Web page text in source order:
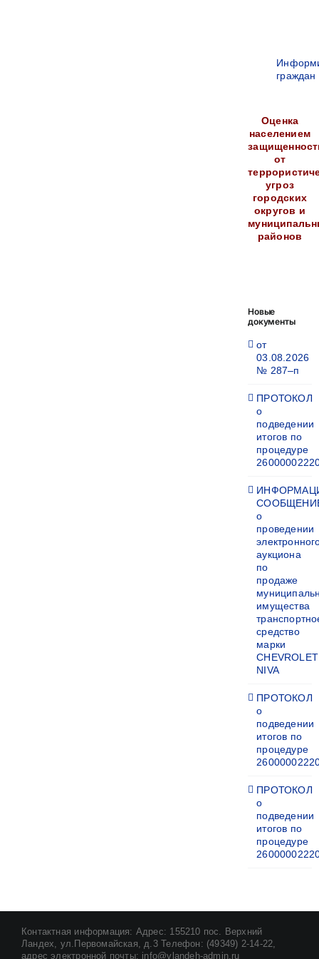
граждан
Оценка
населением
от
угроз
городских
округов и
районов
Новые
документы
от
03.08.2026
№ 287–п
ПРОТОКОЛ
о
подведении
итогов по
процедуре
о
проведении
аукциона
по
продаже
имущества
средство
марки
CHEVROLET
NIVA
ПРОТОКОЛ
о
подведении
итогов по
процедуре
ПРОТОКОЛ
о
подведении
итогов по
процедуре
Контактная информация: Адрес: 155210 пос. Верхний
Ландех, ул.Первомайская, д.3 Телефон: (49349) 2-14-22,
адрес электронной почты: info@vlandeh-admin.ru